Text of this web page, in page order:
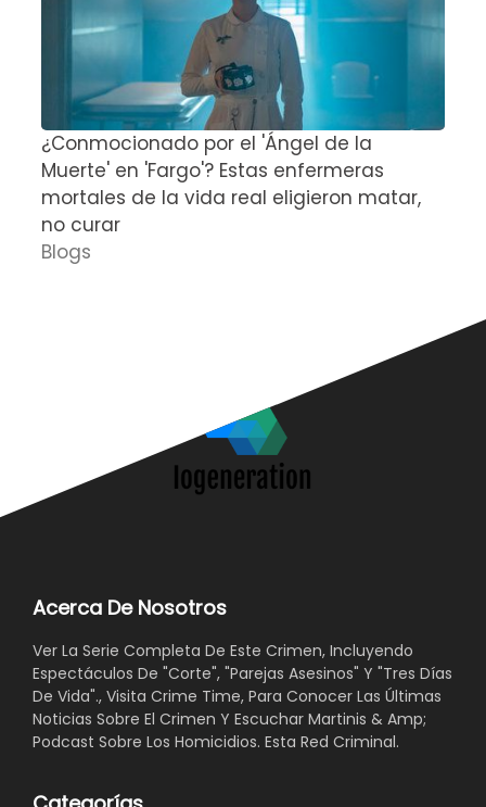
¿Conmocionado por el 'Ángel de la
Muerte' en 'Fargo'? Estas enfermeras
mortales de la vida real eligieron matar,
no curar
Blogs
Acerca De Nosotros
Ver La Serie Completa De Este Crimen, Incluyendo
Espectáculos De "Corte", "Parejas Asesinos" Y "Tres Días
De Vida"., Visita Crime Time, Para Conocer Las Últimas
Noticias Sobre El Crimen Y Escuchar Martinis & Amp;
Podcast Sobre Los Homicidios. Esta Red Criminal.